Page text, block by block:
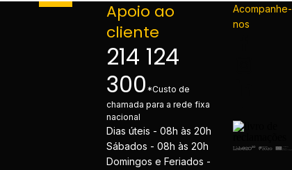
Apoio ao
cliente
214 124
300 *Custo de
chamada para a rede fixa
nacional
Dias úteis - 08h às 20h
Sábados - 08h às 20h
Domingos e Feriados -
Acompanhe-
nos